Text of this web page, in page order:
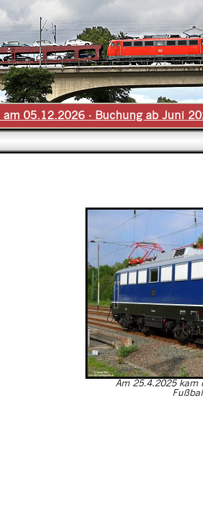
05.12.2026 - Buchung ab Juni
Am 25.4.2025 kam